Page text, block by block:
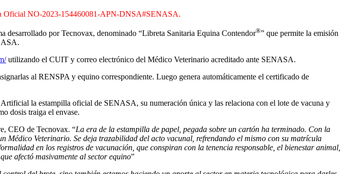
Oficial NO-2023-154460081-APN-DNSA#SENASA.
desarrollado por Tecnovax, denominado “Libreta Sanitaria Equina Contendor®” que permite la emisión
utilizando el CUIT y correo electrónico del Médico Veterinario acreditado ante SENASA.
al RENSPA y equino correspondiente. Luego genera automáticamente el certificado de
la estampilla oficial de SENASA, su numeración única y las relaciona con el lote de vacuna y
dosis traiga el envase.
CEO de Tecnovax. “La era de la estampilla de papel, pegada sobre un cartón ha terminado. Con la
Médico Veterinario. Se deja trazabilidad del acto vacunal, refrendando el mismo con su matrícula
en los registros de vacunación, que conspiran con la tenencia responsable, el bienestar animal,
afectó masivamente al sector equino”